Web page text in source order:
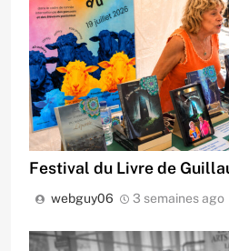
Festival du Livre de
webguy06 3 semaines ago